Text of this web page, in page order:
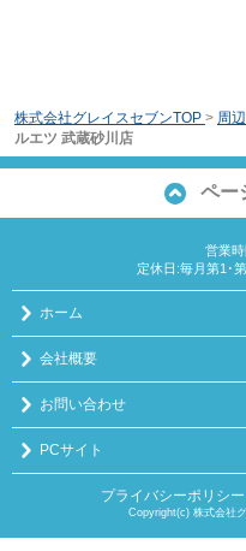
株式会社グレイスセブンTOP > 周
ルエツ 武蔵砂川店
ペー
営業
定休日:毎月第1･
ホーム
会社概要
お問い合わせ
PCサイト
プライバシーポリシー
Copyright(c) 株式会社